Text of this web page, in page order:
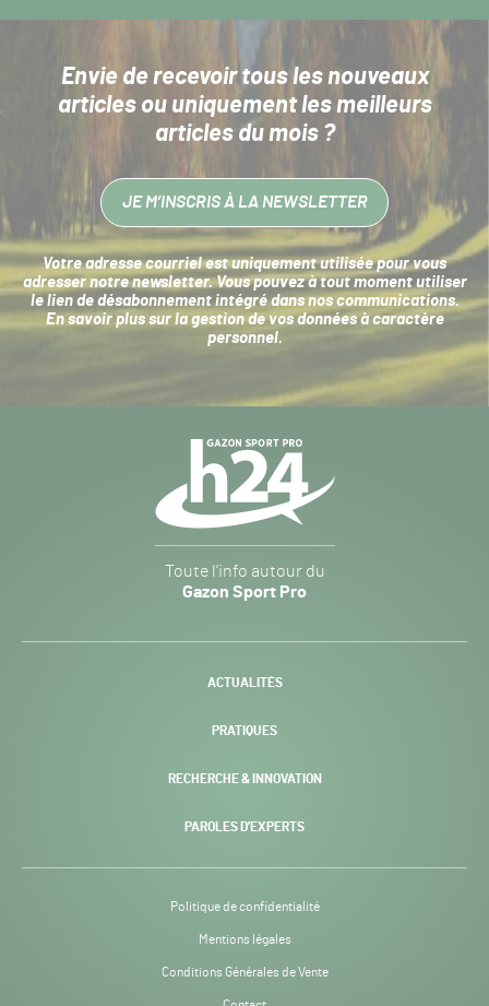
Envie de recevoir tous les nouveaux
articlesou uniquement les meilleurs
articles du mois ?
JE M’INSCRIS À LA NEWSLETTER
Votre adresse courriel est uniquement utilisée pour vous
adresser notre newsletter. Vous pouvez à tout moment utiliser
le lien de désabonnement intégré dans nos communications.
En savoir plus sur la gestion de vos données à caractère
personnel.
Sport
Pro
-
Toute l’info autour du
Gazon Sport Pro
ACTUALITÉS
PRATIQUES
RECHERCHE & INNOVATION
PAROLES D’EXPERTS
Politique de confidentialité
Mentions légales
Conditions Générales de Vente